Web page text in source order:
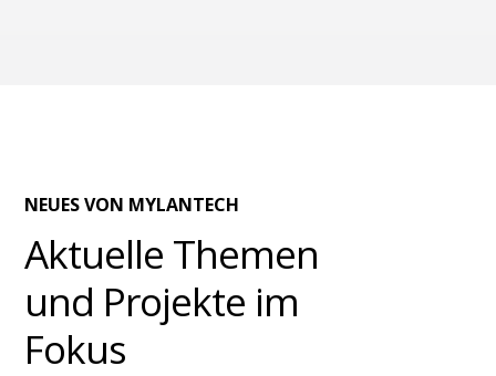
NEUES VON MYLANTECH
Aktuelle Themen
und Projekte im
Fokus